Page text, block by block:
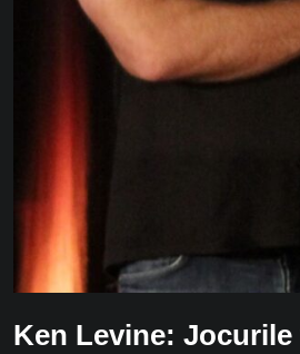
Ken Levine: Jocurile